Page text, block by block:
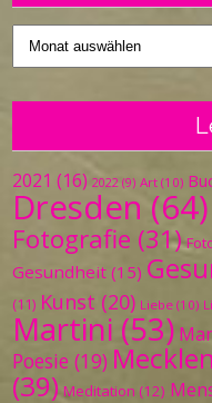
Vergangenes
2021 (16) 2022 (9) Art (10)
Dresden (64)
Fotografie (31)
Gesundheit (15)
(11) Kunst (20) Liebe (10)
Martini (53)
Poesie (19)
(39) Meditation (12)